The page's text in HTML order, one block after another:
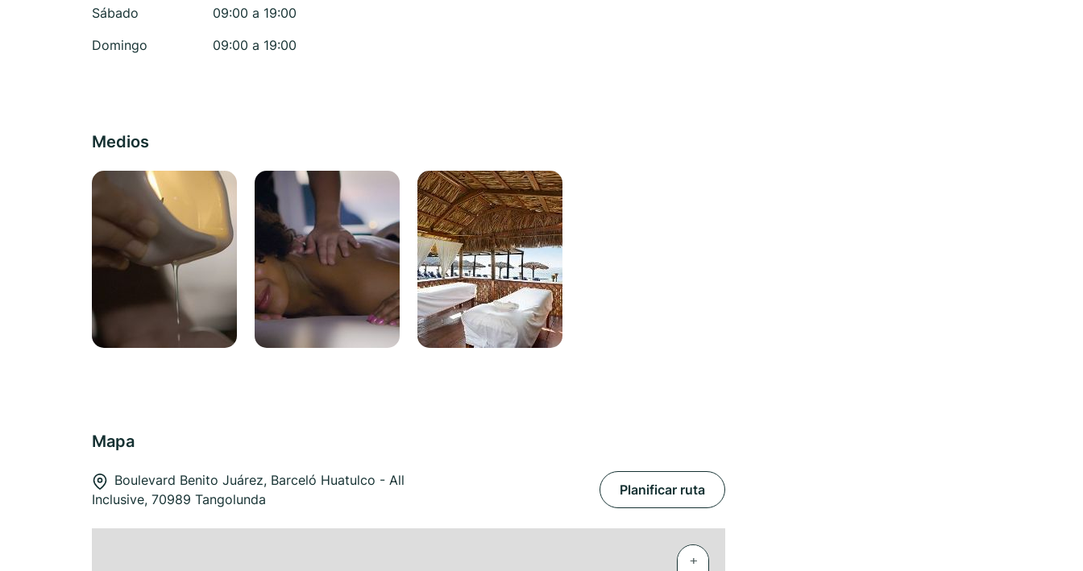
Sábado
09:00 a 19:00
Domingo
09:00 a 19:00
Medios
Mapa
Boulevard Benito Juárez, Barceló Huatulco - All
Inclusive, 70989 Tangolunda
Planificar ruta
+